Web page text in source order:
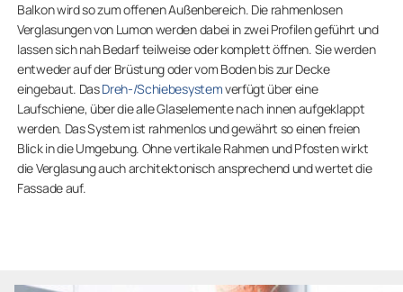
Balkon wird so zum offenen Außenbereich. Die rahmenlosen
Verglasungen von Lumon werden dabei in zwei Profilen geführt und
lassen sich nah Bedarf teilweise oder komplett öffnen. Sie werden
entweder auf der Brüstung oder vom Boden bis zur Decke
eingebaut. DasDreh-/Schiebesystemverfügt über eine
Laufschiene, über die alle Glaselemente nach innen aufgeklappt
werden. Das System ist rahmenlos und gewährt so einen freien
Blick in die Umgebung. Ohne vertikale Rahmen und Pfosten wirkt
die Verglasung auch architektonisch ansprechend und wertet die
Fassade auf.